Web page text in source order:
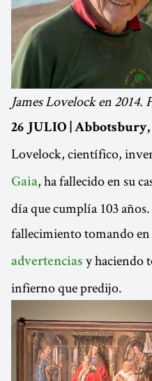
James Lovelock en 2014.
26 JULIO |
Lovelock, científico,
Gaia, ha fallecido en su
día que cumplía 103
fallecimiento tomando
advertencias y haciendo
infierno que predijo.